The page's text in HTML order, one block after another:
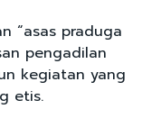
“asas praduga
pengadilan
kegiatan yang
etis.